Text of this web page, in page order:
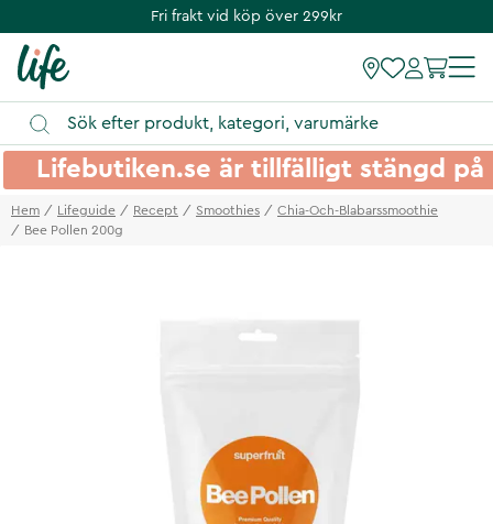
Fri frakt vid köp över 299kr
Lifebutiken.se är tillfälligt stängd
Hem Lifeguide Recept Smoothies
Chia-Och-Blabarssmoothie
Bee Pollen 200g